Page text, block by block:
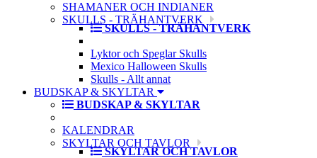
SHAMANER OCH INDIANER
SKULLS - TRÄHANTVERK
SKULLS - TRÄHANTVERK
Lyktor och Speglar Skulls
Mexico Halloween Skulls
Skulls - Allt annat
BUDSKAP & SKYLTAR
BUDSKAP & SKYLTAR
KALENDRAR
SKYLTAR OCH TAVLOR
SKYLTAR OCH TAVLOR